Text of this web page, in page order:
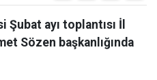
ayı toplantısı İl
Sözen başkanlığında